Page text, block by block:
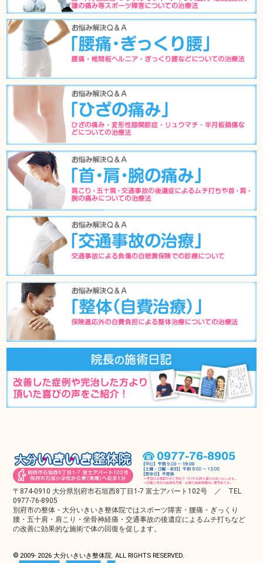
〒874-0910 大分県別府市石垣西8丁目1-7 富士アパート102号 ／ TEL
0977-76-8905
別府市の整体・大分いきいき整体院ではスポーツ障害・腰痛・ぎっくり
腰・五十肩・肩こり・坐骨神経痛・交通事故の後遺症によるムチ打ちなど
の改善に効果的な施術で体の回復を促します。
© 2009- 2026 大分いきいき整体院. ALL RIGHTS RESERVED.